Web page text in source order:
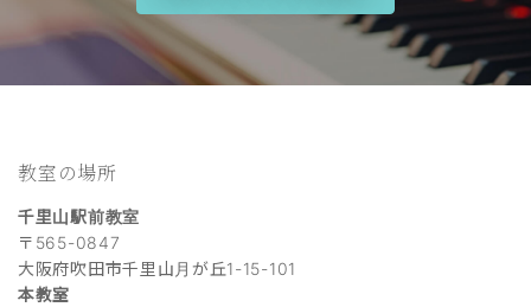
教室の場所
千里山駅前教室
〒565-0847
大阪府吹田市千里山月が丘1-15-101
本教室